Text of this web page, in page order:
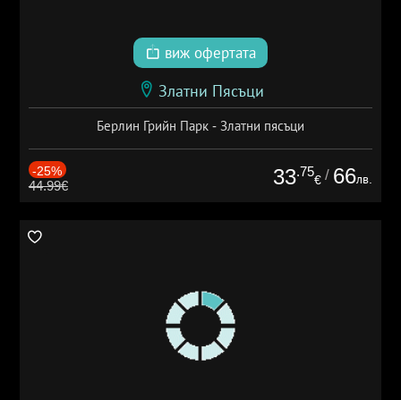
виж офертата
Златни Пясъци
Берлин Грийн Парк - Златни пясъци
-25%
44.99€ 33.75
€ / 66лв.